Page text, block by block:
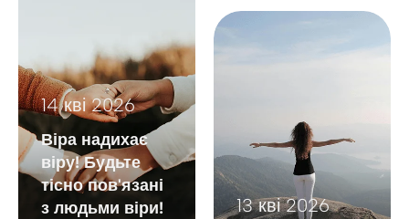
14 кві 2026
Віра надихає
віру! Будьте
тісно пов'язані
з людьми віри!
13 кві 2026